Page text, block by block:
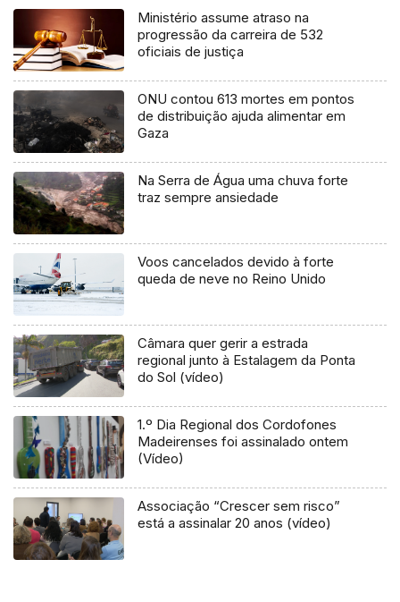
Ministério assume atraso na
progressão da carreira de 532
oficiais de justiça
ONU contou 613 mortes em pontos
de distribuição ajuda alimentar em
Gaza
Na Serra de Água uma chuva forte
traz sempre ansiedade
Voos cancelados devido à forte
queda de neve no Reino Unido
Câmara quer gerir a estrada
regional junto à Estalagem da Ponta
do Sol (vídeo)
1.º Dia Regional dos Cordofones
Madeirenses foi assinalado ontem
(Vídeo)
Associação “Crescer sem risco”
está a assinalar 20 anos (vídeo)